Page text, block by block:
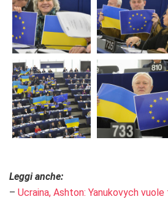
Leggi anche:
– Ucraina, Ashton: Yanukovych